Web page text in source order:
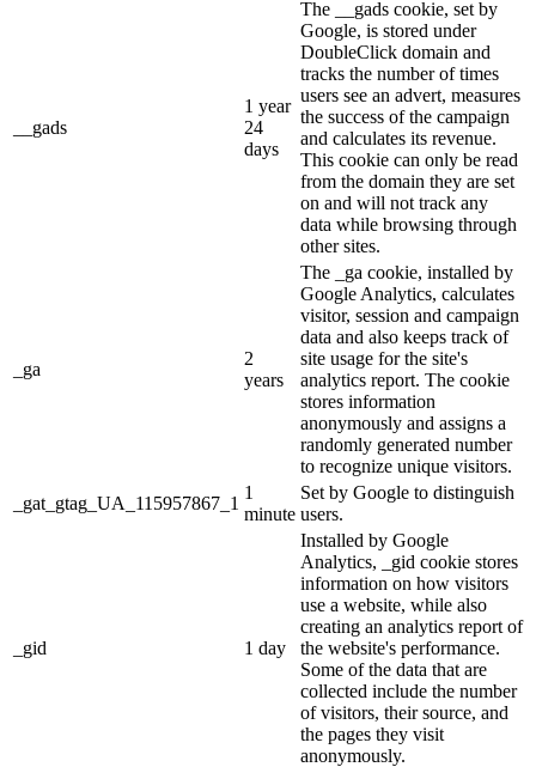
__gads
1 year
24
days
The __gads cookie, set by
Google, is stored under
DoubleClick domain and
tracks the number of times
users see an advert, measures
the success of the campaign
and calculates its revenue.
This cookie can only be read
from the domain they are set
on and will not track any
data while browsing through
other sites.
_ga
2
years
The _ga cookie, installed by
Google Analytics, calculates
visitor, session and campaign
data and also keeps track of
site usage for the site's
analytics report. The cookie
stores information
anonymously and assigns a
randomly generated number
to recognize unique visitors.
_gat_gtag_UA_115957867_1
1
minute
Set by Google to distinguish
users.
_gid 1 day
Installed by Google
Analytics, _gid cookie stores
information on how visitors
use a website, while also
creating an analytics report of
the website's performance.
Some of the data that are
collected include the number
of visitors, their source, and
the pages they visit
anonymously.